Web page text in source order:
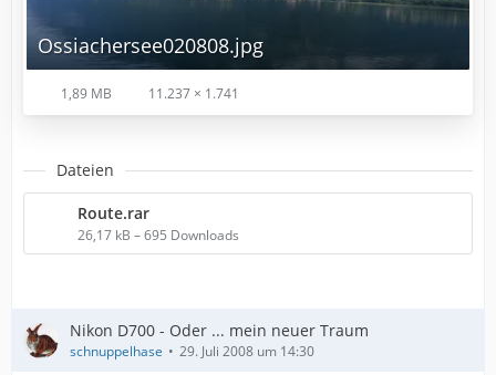
Ossiachersee020808.jpg
1,89 MB 11.237 × 1.741
Dateien
Route.rar
26,17 kB – 695 Downloads
Nikon D700 - Oder ... mein neuer Traum
schnuppelhase 29. Juli 2008 um 14:30